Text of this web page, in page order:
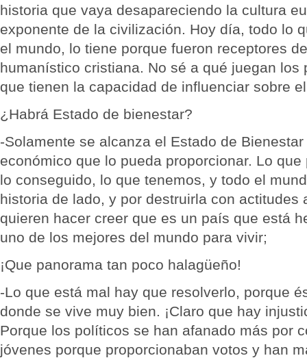
historia que vaya desapareciendo la cultura
exponente de la civilización. Hoy día, todo lo
el mundo, lo tiene porque fueron receptores
humanístico cristiana. No sé a qué juegan
que tienen la capacidad de influenciar sobre
¿Habrá Estado de bienestar?
-Solamente se alcanza el Estado de
económico que lo pueda proporcionar. Lo
lo conseguido, lo que tenemos, y todo el
historia de lado, y por destruirla con actitudes
quieren hacer creer que es un país que está
uno de los mejores del mundo para vivir;
¡Que panorama tan poco halagüeño!
-Lo que está mal hay que resolverlo, porque
donde se vive muy bien. ¡Claro que hay
Porque los políticos se han afanado más por
jóvenes porque proporcionaban votos y han